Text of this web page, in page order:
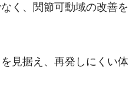
く、関節可動域の改善を
見据え、再発しにくい体